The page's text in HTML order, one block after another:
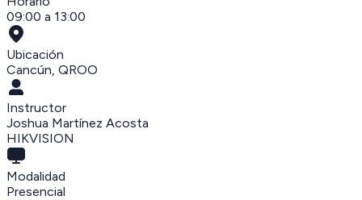
09:00 a 13:00
Ubicación
Cancún QROO
Instructor
Joshua Martínez Acosta
HIKVISION
Modalidad
Presencial